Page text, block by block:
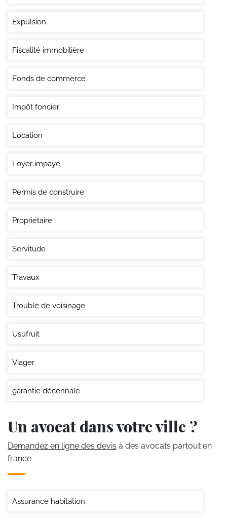
Expulsion
Fiscalité immobilière
Fonds de commerce
Impôt foncier
Location
Loyer impayé
Permis de construire
Propriétaire
Servitude
Travaux
Trouble de voisinage
Usufruit
Viager
garantie décennale
Un avocat dans votre ville ?
Demandez en ligne des devis à des avocats partout en
france
Assurance habitation